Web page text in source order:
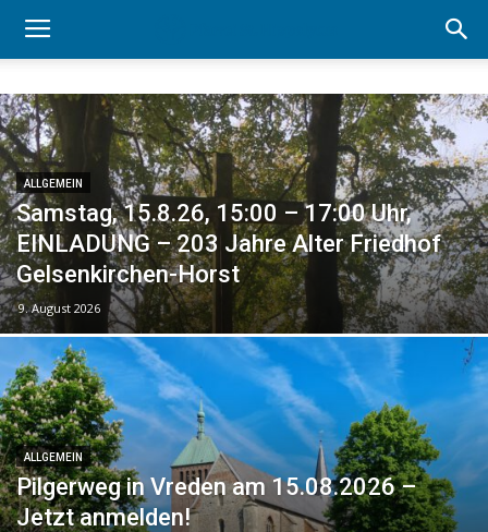
ALLGEMEIN
Samstag, 15.8.26, 15:00 – 17:00 Uhr,
EINLADUNG – 203 Jahre Alter Friedhof
Gelsenkirchen-Horst
9. August 2026
ALLGEMEIN
Pilgerweg in Vreden am 15.08.2026 –
Jetzt anmelden!